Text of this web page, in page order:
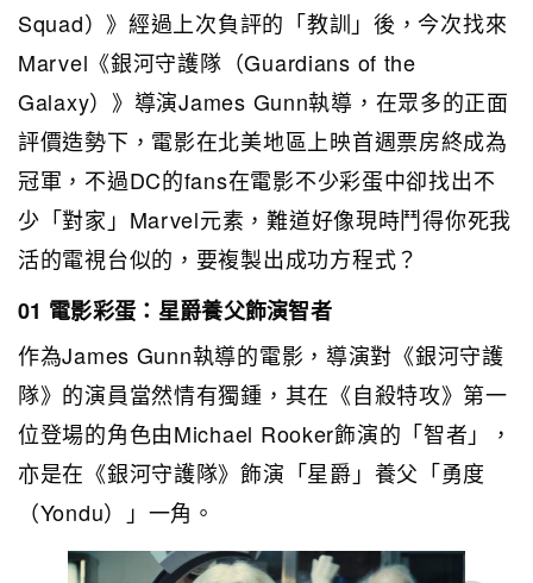
Squad）》經過上次負評的「教訓」後，今次找來
Marvel《銀河守護隊（Guardians of the
Galaxy）》導演James Gunn執導，在眾多的正面
評價造勢下，電影在北美地區上映首週票房終成為
冠軍，不過DC的fans在電影不少彩蛋中卻找出不
少「對家」Marvel元素，難道好像現時鬥得你死我
活的電視台似的，要複製出成功方程式？
01 電影彩蛋：星爵養父飾演智者
作為James Gunn執導的電影，導演對《銀河守護
隊》的演員當然情有獨鍾，其在《自殺特攻》第一
位登場的角色由Michael Rooker飾演的「智者」，
亦是在《銀河守護隊》飾演「星爵」養父「勇度
（Yondu）」一角。